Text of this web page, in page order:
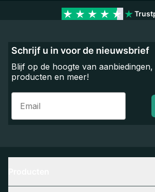
Schrijf u in voor de nieuwsbrief
Blijf op de hoogte van aanbiedingen,
producten en meer!
Email